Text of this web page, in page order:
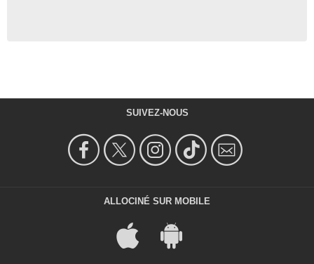
SUIVEZ-NOUS
ALLOCINÉ SUR MOBILE